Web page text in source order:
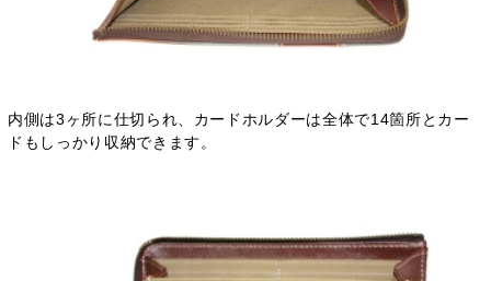
内側は3ヶ所に仕切られ、カードホルダーは全体で14箇所とカー
ドもしっかり収納できます。